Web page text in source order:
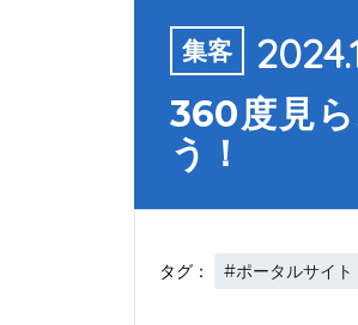
集客
360度見
う！
タグ： #ポータルサイト